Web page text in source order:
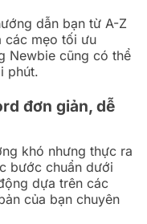
dẫn bạn từ A-Z
các mẹo tối ưu
Newbie cũng có thể
phút.
đơn giản, dễ
khó nhưng thực ra
bước chuẩn dưới
dựa trên các
của bạn chuyên